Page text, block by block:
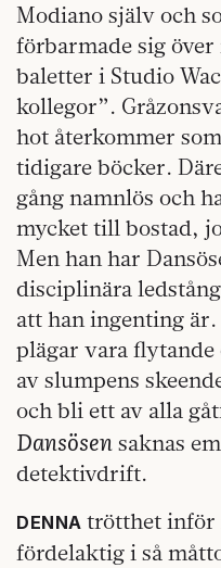
Modiano själv och
förbarmade sig
baletter i Studio
kollegor”.
hot återkommer
tidigare böcker.
gång namnlös och
mycket till bostad,
Men han har
disciplinära
att han ingenting
plägar vara flytande
av slumpens
och bli ett av alla
Dansösen saknas
detektivdrift.
DENNA trötthet inför
fördelaktig i så